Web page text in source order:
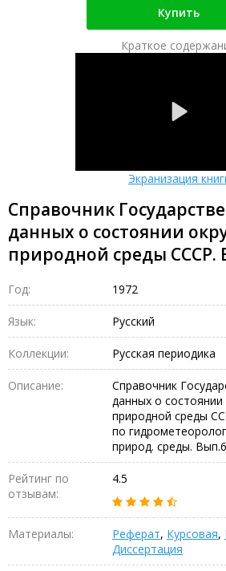
Купить
Краткое
Экранизация
Справочник
данных о состоянии
природной среды СССР.
Год: 1972
Язык: Русский
Коллекции: Русская периодика
Описание:
Справочник
данных о
природной среды
по
природ. среды.
Рейтинг по
отзывам:
4.5
Материалы: Реферат, Курсовая,
Диссертация